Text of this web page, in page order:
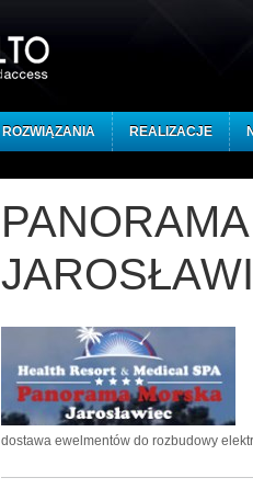
ROZWIĄZANIA REALIZACJE
dostawa ewelmentów do rozbudowy